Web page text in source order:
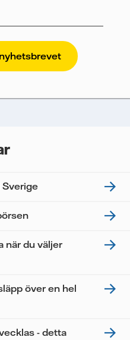
din integritet. För
ska kunna
vi dina uppgifter.
helst återkalla ditt
behandlar mina
Sverige
när du väljer
över en hel
- detta